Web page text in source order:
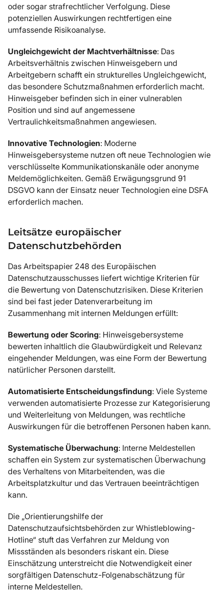
oder sogar strafrechtlicher Verfolgung. Diese
potenziellen Auswirkungen rechtfertigen eine
umfassende Risikoanalyse.
Ungleichgewicht der Machtverhältnisse: Das
Arbeitsverhältnis zwischen Hinweisgebern und
Arbeitgebern schafft ein strukturelles Ungleichgewicht,
das besondere Schutzmaßnahmen erforderlich macht.
Hinweisgeber befinden sich in einer vulnerablen
Position und sind auf angemessene
Vertraulichkeitsmaßnahmen angewiesen.
Innovative Technologien: Moderne
Hinweisgebersysteme nutzen oft neue Technologien wie
verschlüsselte Kommunikationskanäle oder anonyme
Meldemöglichkeiten. Gemäß Erwägungsgrund 91
DSGVO kann der Einsatz neuer Technologien eine DSFA
erforderlich machen.
Leitsätze europäischer
Datenschutzbehörden
Das Arbeitspapier 248 des Europäischen
Datenschutzausschusses liefert wichtige Kriterien für
die Bewertung von Datenschutzrisiken. Diese Kriterien
sind bei fast jeder Datenverarbeitung im
Zusammenhang mit internen Meldungen erfüllt:
Bewertung oder Scoring: Hinweisgebersysteme
bewerten inhaltlich die Glaubwürdigkeit und Relevanz
eingehender Meldungen, was eine Form der Bewertung
natürlicher Personen darstellt.
Automatisierte Entscheidungsfindung: Viele Systeme
verwenden automatisierte Prozesse zur Kategorisierung
und Weiterleitung von Meldungen, was rechtliche
Auswirkungen für die betroffenen Personen haben kann.
Systematische Überwachung: Interne Meldestellen
schaffen ein System zur systematischen Überwachung
des Verhaltens von Mitarbeitenden, was die
Arbeitsplatzkultur und das Vertrauen beeinträchtigen
kann.
Die „Orientierungshilfe der
Datenschutzaufsichtsbehörden zur Whistleblowing-
Hotline“ stuft das Verfahren zur Meldung von
Missständen als besonders riskant ein. Diese
Einschätzung unterstreicht die Notwendigkeit einer
sorgfältigen Datenschutz-Folgenabschätzung für
interne Meldestellen.